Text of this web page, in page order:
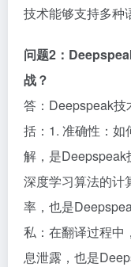
技术能够支持多种
问题2：
战？
答：Deepspeak
括：1. 准确性：
解，是Deepspeak
深度学习算法的计
率，也是
私：在翻译过程中
息泄露，也是